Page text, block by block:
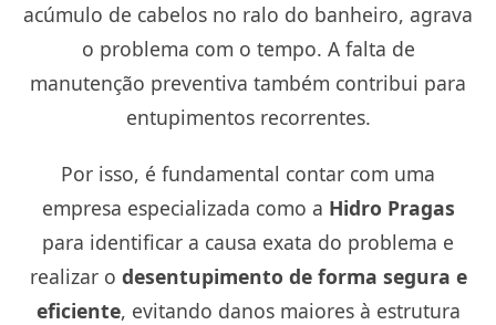
acúmulo de cabelos no ralo do banheiro, agrava
o problema com o tempo. A falta de
manutenção preventiva também contribui para
entupimentos recorrentes.
Por isso, é fundamental contar com uma
empresa especializada como a Hidro Pragas
para identificar a causa exata do problema e
realizar o desentupimento de forma segura e
eficiente, evitando danos maiores à estrutura